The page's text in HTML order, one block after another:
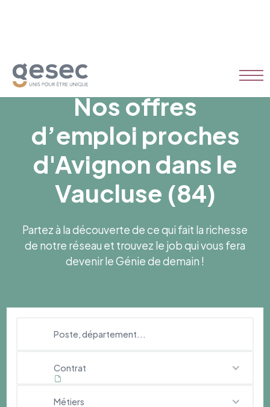
Nos offres
d’emploi proches
d'Avignon dans le
Vaucluse (84)
Partez à la découverte de ce qui fait la richesse
de notre réseau et trouvez le job qui vous fera
devenir le Génie de demain !
Contrat
Métiers